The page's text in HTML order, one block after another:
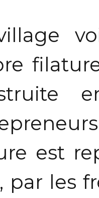
est
par les